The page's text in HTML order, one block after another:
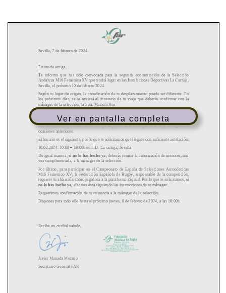
Ver en pantalla completa